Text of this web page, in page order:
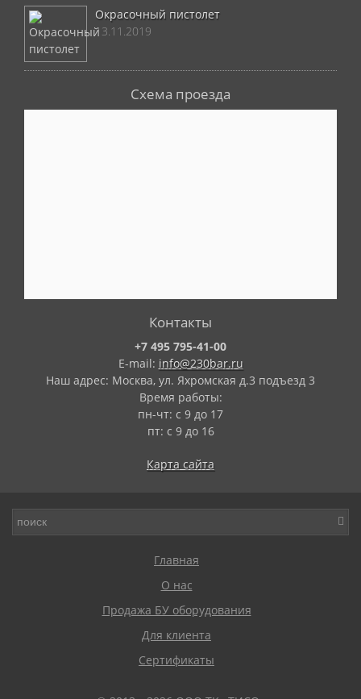
Окрасочный пистолет
13.11.2019
Схема проезда
Контакты
+7 495 795-41-00
E-mail: info@230bar.ru
Наш адрес: Москва, ул. Яхромская д.3 подъезд 3
Время работы:
пн-чт: с 9 до 17
пт: с 9 до 16
Карта сайта
Главная
О нас
Продажа БУ оборудования
Для клиента
Сертификаты